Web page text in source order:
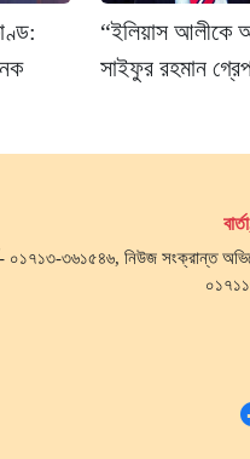
“ইলিয়াস আলীকে
সাইফুর রহমান
০১৭১৩-৩৬১৫৪৬, নিউজ সংক্রান্ত